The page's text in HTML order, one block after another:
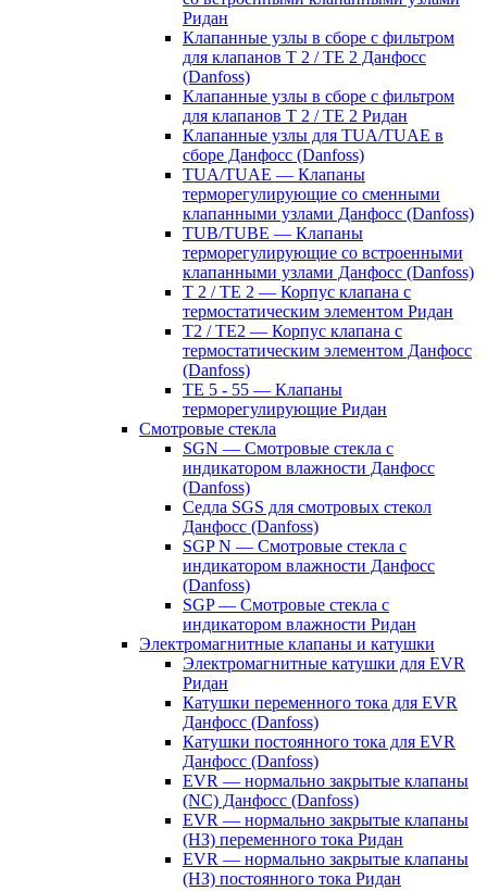
Ридан
Клапанные узлы в сборе с фильтром
для клапанов T 2 / TE 2 Данфосс
(Danfoss)
Клапанные узлы в сборе с фильтром
для клапанов T 2 / TE 2 Ридан
Клапанные узлы для TUA/TUAE в
сборе Данфосс (Danfoss)
TUA/TUAE — Клапаны
терморегулирующие со сменными
клапанными узлами Данфосс (Danfoss)
TUB/TUBE — Клапаны
терморегулирующие со встроенными
клапанными узлами Данфосс (Danfoss)
T 2 / TE 2 — Корпус клапана с
термостатическим элементом Ридан
T2 / TE2 — Корпус клапана с
термостатическим элементом Данфосс
(Danfoss)
TE 5 - 55 — Клапаны
терморегулирующие Ридан
Смотровые стекла
SGN — Смотровые стекла с
индикатором влажности Данфосс
(Danfoss)
Седла SGS для смотровых стекол
Данфосс (Danfoss)
SGP N — Смотровые стекла с
индикатором влажности Данфосс
(Danfoss)
SGP — Смотровые стекла с
индикатором влажности Ридан
Электромагнитные клапаны и катушки
Электромагнитные катушки для EVR
Ридан
Катушки переменного тока для EVR
Данфосс (Danfoss)
Катушки постоянного тока для EVR
Данфосс (Danfoss)
EVR — нормально закрытые клапаны
(NC) Данфосс (Danfoss)
EVR — нормально закрытые клапаны
(НЗ) переменного тока Ридан
EVR — нормально закрытые клапаны
(НЗ) постоянного тока Ридан